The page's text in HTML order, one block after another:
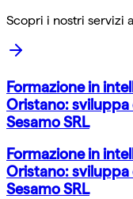
Scopri i nostri servizi a
Formazione in
Oristano:
Sesamo SRL
Formazione in
Oristano:
Sesamo SRL